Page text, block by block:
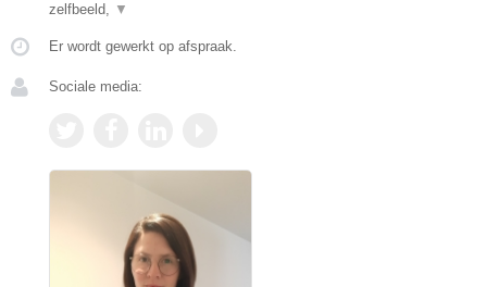
zelfbeeld, ▼
Er wordt gewerkt op afspraak.
Sociale media: